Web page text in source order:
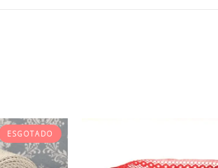
ESGOTADO